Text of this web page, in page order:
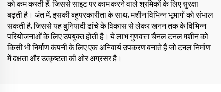
को कम करती हैं, जिससे साइट पर काम करने वाले श्रमिकों के लिए सुरक्षा
बढ़ती है। अंत में, इसकी बहुपरकारीता के साथ, मशीन विभिन्न भूभागों को संभाल
सकती है, जिससे यह बुनियादी ढांचे के विकास से लेकर खनन तक के विभिन्न
परियोजनाओं के लिए उपयुक्त होती है। ये लाभ गुणवत्ता चैनल टनल मशीन को
किसी भी निर्माण कंपनी के लिए एक अनिवार्य उपकरण बनाते हैं जो टनल निर्माण
में दक्षता और उत्कृष्टता की ओर अग्रसर है।